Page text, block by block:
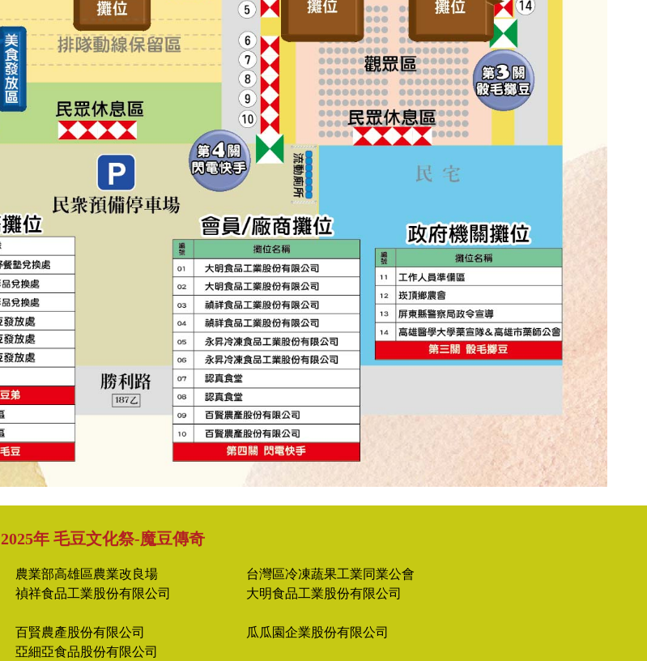
2025年 毛豆文化祭-魔豆傳奇
農業部高雄區農業改良場
台灣區冷凍蔬果工業同業公會
禎祥食品工業股份有限公司
大明食品工業股份有限公司
百賢農產股份有限公司
瓜瓜園企業股份有限公司
亞細亞食品股份有限公司